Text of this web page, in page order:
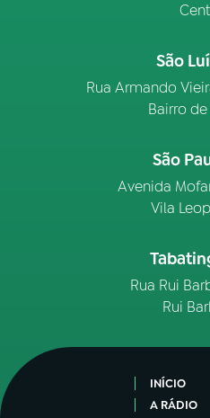
São
Rua Armando
Bairro
São
Avenida
Vila
Rua Rui
Rui
INÍCIO
A RÁDIO